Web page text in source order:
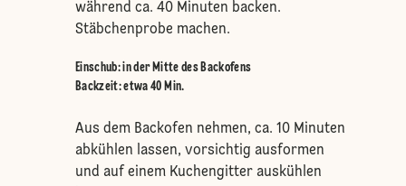
während ca. 40 Minuten backen.
Stäbchenprobe machen.
Einschub:in der Mitte des Backofens
Backzeit: etwa 40 Min.
Aus dem Backofen nehmen, ca. 10 Minuten
abkühlen lassen, vorsichtig ausformen
und auf einem Kuchengitter auskühlen